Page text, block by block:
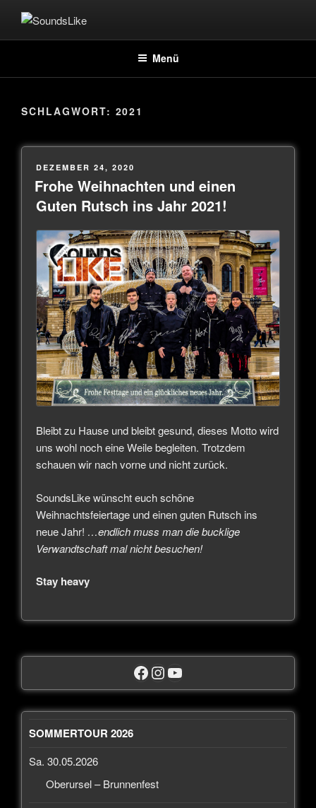
SOUNDSLIKE
Coverband
Menü
SCHLAGWORT: 2021
DEZEMBER 24, 2020
Frohe Weihnachten und einen
Guten Rutsch ins Jahr 2021!
Bleibt zu Hause und bleibt gesund, dieses Motto wird
uns wohl noch eine Weile begleiten. Trotzdem
schauen wir nach vorne und nicht zurück.
SoundsLike wünscht euch schöne
Weihnachtsfeiertage und einen guten Rutsch ins
neue Jahr! …endlich muss man die bucklige
Verwandtschaft mal nicht besuchen!
Stay heavy
SOMMERTOUR 2026
Sa. 30.05.2026
Oberursel – Brunnenfest